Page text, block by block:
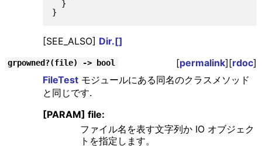
  }
[SEE_ALSO] Dir.[]
grpowned?(file) -> bool [permalink][rdoc]
FileTestモジュールにある同名のクラスメソッド
と同じです.
[PARAM] file:
ファイル名を表す文字列か IO オブジェク
トを指定します。